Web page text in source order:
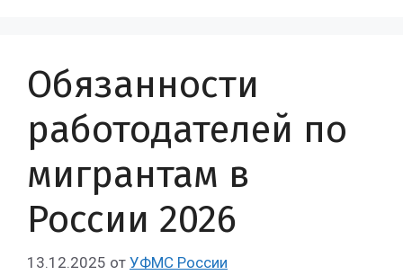
Обязанности
работодателей по
мигрантам в
России 2026
13.12.2025 от УФМС России